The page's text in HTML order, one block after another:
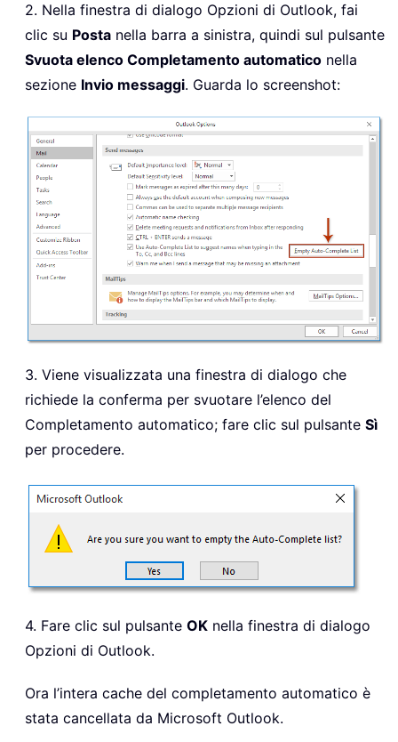
2. Nella finestra di dialogo Opzioni di Outlook, fai
clic su Posta nella barra a sinistra, quindi sul pulsante
Svuota elenco Completamento automatico nella
sezione Invio messaggi. Guarda lo screenshot:
3. Viene visualizzata una finestra di dialogo che
richiede la conferma per svuotare l’elenco del
Completamento automatico; fare clic sul pulsante Sì
per procedere.
4. Fare clic sul pulsante OK nella finestra di dialogo
Opzioni di Outlook.
Ora l’intera cache del completamento automatico è
stata cancellata da Microsoft Outlook.